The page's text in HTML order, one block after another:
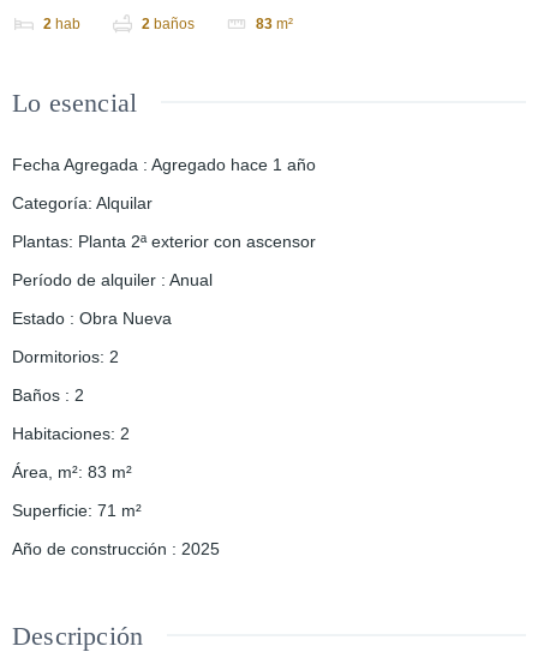
2 hab 2 baños 83 m²
Lo esencial
Fecha Agregada : Agregado hace 1 año
Categoría: Alquilar
Plantas: Planta 2ª exterior con ascensor
Período de alquiler : Anual
Estado : Obra Nueva
Dormitorios: 2
Baños : 2
Habitaciones: 2
Área, m²: 83 m²
Superficie: 71 m²
Año de construcción : 2025
Descripción